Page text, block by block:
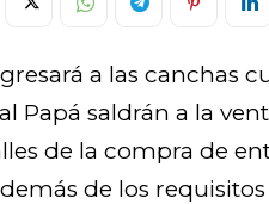
a las canchas
Papá saldrán a la
de la compra de
de los